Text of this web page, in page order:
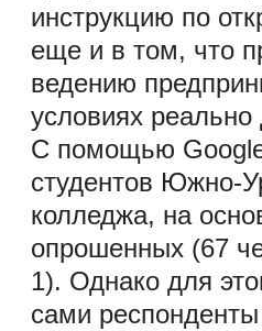
инструкцию по
еще и в том, что
ведению
условиях
С помощью
студентов Южно-
колледжа, на
опрошенных (67
1). Однако для
сами